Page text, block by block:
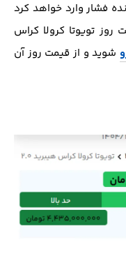
فشار وارد خواهد کرد
تویوتا کرولا کراس
شوید و از قیمت روز آن